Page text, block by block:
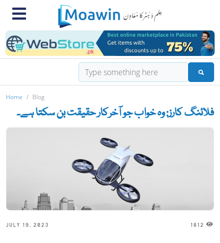
Home Blog
فلائنگ کارز: وہ خواب جو آخرکار حقیقت بن سکتا ہے۔
JULY 19, 2023 1812